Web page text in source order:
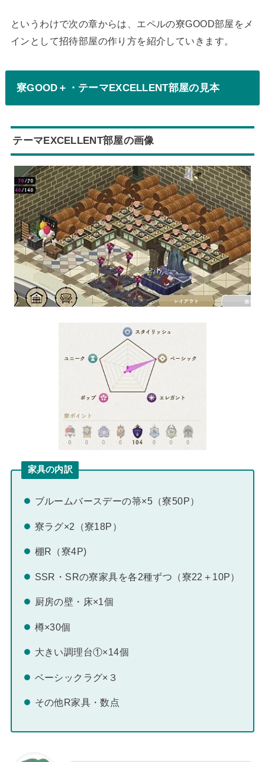
というわけで次の章からは、エペルの寮GOOD部屋をメ
インとして招待部屋の作り方を紹介していきます。
寮GOOD＋・テーマEXCELLENT部屋の見本
テーマEXCELLENT部屋の画像
家具の内訳
ブルームバースデーの箒×5（寮50P）
寮ラグ×2（寮18P）
棚R（寮4P)
SSR・SRの寮家具を各2種ずつ（寮22＋10P）
厨房の壁・床×1個
樽×30個
大きい調理台①×14個
ベーシックラグ×３
その他R家具・数点